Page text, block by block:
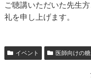
ご聴講いただいた先生
礼を申し上げます。
イベント 医師向けの